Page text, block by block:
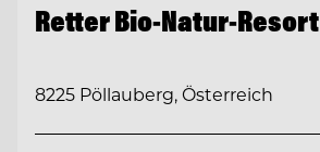
Retter Bio-Natur-Resort
8225 Pöllauberg, Österreich